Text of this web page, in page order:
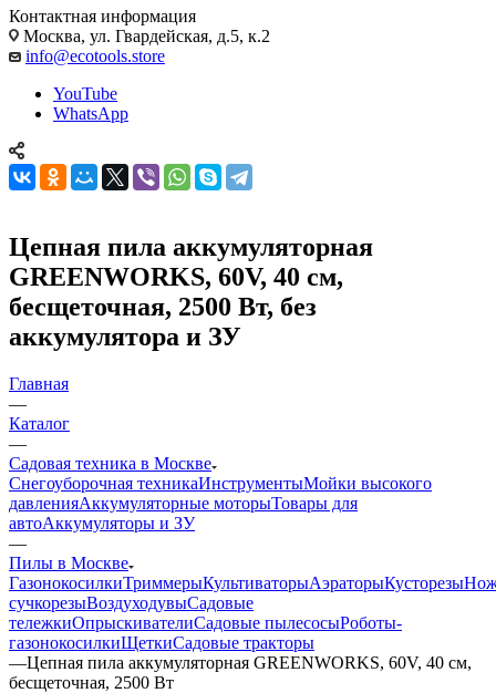
Контактная информация
Москва, ул. Гвардейская, д.5, к.2
info@ecotools.store
YouTube
WhatsApp
Цепная пила аккумуляторная
GREENWORKS, 60V, 40 см,
бесщеточная, 2500 Вт, без
аккумулятора и ЗУ
Главная
—
Каталог
—
Садовая техника в Москве
Снегоуборочная техникаИнструментыМойки высокого
давленияАккумуляторные моторыТовары для
автоАккумуляторы и ЗУ
—
Пилы в Москве
ГазонокосилкиТриммерыКультиваторыАэраторыКусторезы
сучкорезыВоздуходувыСадовые
тележкиОпрыскивателиСадовые пылесосыРоботы-
газонокосилкиЩеткиСадовые тракторы
—Цепная пила аккумуляторная GREENWORKS, 60V, 40 см,
бесщеточная, 2500 Вт